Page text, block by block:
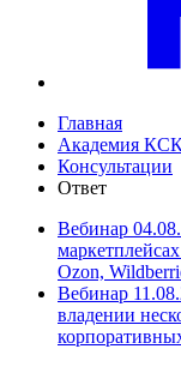
Главная
Академия
Консультации
Ответ
Вебинар
Ozon,
Вебинар
владении